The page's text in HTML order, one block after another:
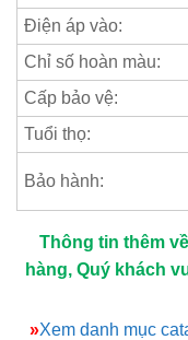
Điện áp vào:
Chỉ số hoàn màu:
Cấp bảo vệ:
Tuổi thọ:
Bảo hành:
Thông tin thêm
hàng, Quý khách
»Xem danh mục